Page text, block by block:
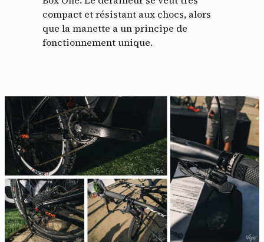
compact et résistant aux chocs, alors
que la manette a un principe de
fonctionnement unique.
Panneau de gestion des
cookies
En autorisant ces services tiers, vous acceptez le dépôt et la
lecture de cookies et l'utilisation de technologies de suivi
nécessaires à leur bon fonctionnement.
Politique de confidentialité
Tout accepter Tout refuser